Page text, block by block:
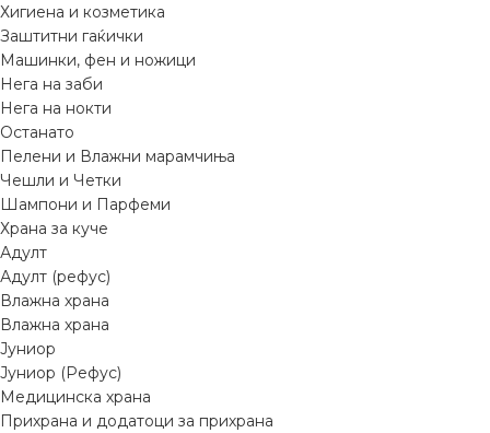
Хигиена и козметика
Заштитни гаќички
Машинки, фен и ножици
Нега на заби
Нега на нокти
Останато
Пелени и Влажни марамчиња
Чешли и Четки
Шампони и Парфеми
Храна за куче
Адулт
Адулт (рефус)
Влажна храна
Влажна храна
Јуниор
Јуниор (Рефус)
Медицинска храна
Прихрана и додатоци за прихрана